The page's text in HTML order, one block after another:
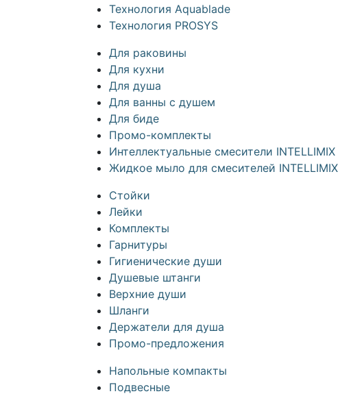
Технология Aquablade
Технология PROSYS
Для раковины
Для кухни
Для душа
Для ванны с душем
Для биде
Промо-комплекты
Интеллектуальные смесители INTELLIMIX
Жидкое мыло для смесителей INTELLIMIX
Стойки
Лейки
Комплекты
Гарнитуры
Гигиенические души
Душевые штанги
Верхние души
Шланги
Держатели для душа
Промо-предложения
Напольные компакты
Подвесные